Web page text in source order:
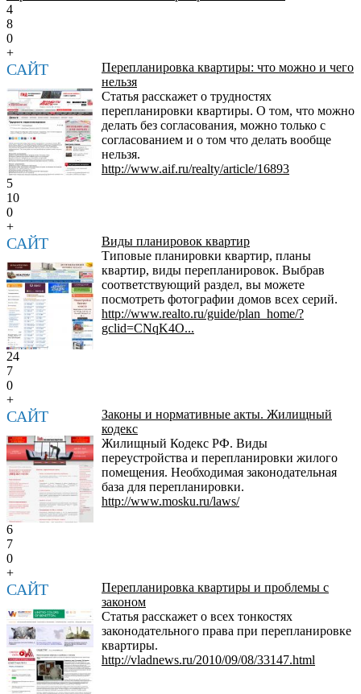
4
8
0
+
САЙТ
Перепланировка квартиры: что можно и чего
нельзя
Статья расскажет о трудностях
перепланировки квартиры. О том, что можно
делать без согласования, можно только с
согласованием и о том что делать вообще
нельзя.
http://www.aif.ru/realty/article/16893
5
10
0
+
САЙТ
Виды планировок квартир
Типовые планировки квартир, планы
квартир, виды перепланировок. Выбрав
соответствующий раздел, вы можете
посмотреть фотографии домов всех серий.
http://www.realto.ru/guide/plan_home/?
gclid=CNqK4O...
24
7
0
+
САЙТ
Законы и нормативные акты. Жилищный
кодекс
Жилищный Кодекс РФ. Виды
переустройства и перепланировки жилого
помещения. Необходимая законодательная
база для перепланировки.
http://www.mosku.ru/laws/
6
7
0
+
САЙТ
Перепланировка квартиры и проблемы с
законом
Статья расскажет о всех тонкостях
законодательного права при перепланировке
квартиры.
http://vladnews.ru/2010/09/08/33147.html